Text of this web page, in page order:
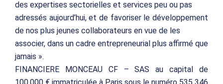
des expertises sectorielles et services peu ou pas
adressés aujourd’hui, et de favoriser le développement
de nos plus jeunes collaborateurs en vue de les
associer, dans un cadre entrepreneurial plus affirmé que
jamais ».
FINANCIERE MONCEAU CF – SAS au capital de
100,000 € immatriculée à Paris sous le numéro 535 346